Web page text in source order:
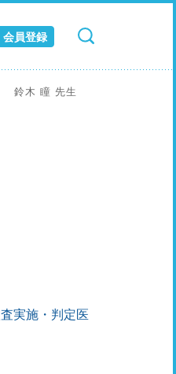
会員登録キャンセル
鈴木 瞳 先生
実施・判定医